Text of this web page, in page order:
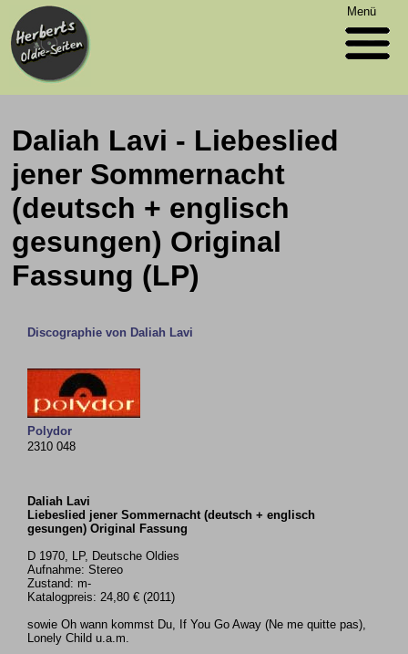
Menü
Daliah Lavi - Liebeslied
jener Sommernacht
(deutsch + englisch
gesungen) Original
Fassung (LP)
Discographie von Daliah Lavi
Polydor
2310 048
Daliah Lavi
Liebeslied jener Sommernacht (deutsch + englisch
gesungen) Original Fassung
D 1970, LP, Deutsche Oldies
Aufnahme: Stereo
Zustand: m-
Katalogpreis: 24,80 € (2011)
sowie Oh wann kommst Du, If You Go Away (Ne me quitte pas),
Lonely Child u.a.m.